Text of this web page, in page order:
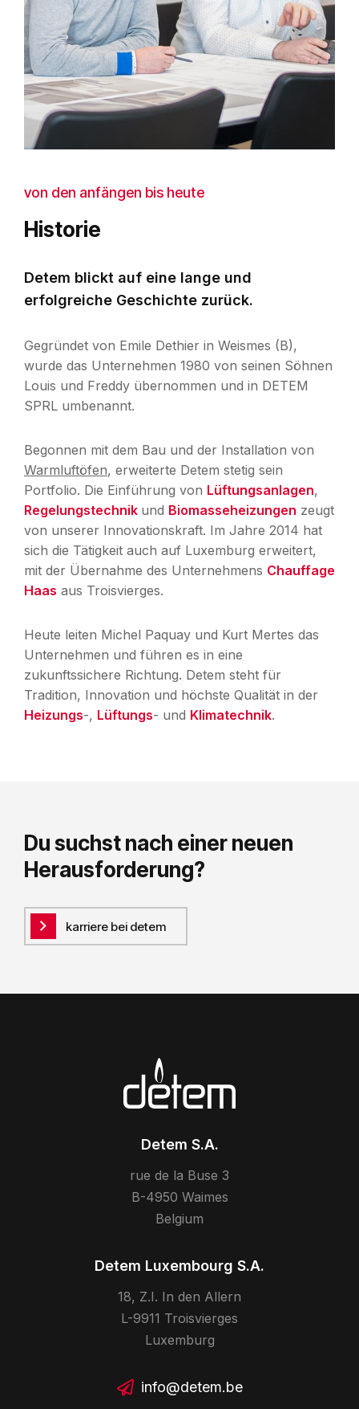
von den anfängen bis heute
Historie
Detem blickt auf eine lange und
erfolgreiche Geschichte zurück.
Gegründet von Emile Dethier in Weismes (B),
wurde das Unternehmen 1980 von seinen Söhnen
Louis und Freddy übernommen und in DETEM
SPRL umbenannt.
Begonnen mit dem Bau und der Installation von
Warmluftöfen, erweiterte Detem stetig sein
Portfolio. Die Einführung von Lüftungsanlagen,
Regelungstechnik und Biomasseheizungen zeugt
von unserer Innovationskraft. Im Jahre 2014 hat
sich die Tätigkeit auch auf Luxemburg erweitert,
mit der Übernahme des Unternehmens Chauffage
Haas aus Troisvierges.
Heute leiten Michel Paquay und Kurt Mertes das
Unternehmen und führen es in eine
zukunftssichere Richtung. Detem steht für
Tradition, Innovation und höchste Qualität in der
Heizungs-, Lüftungs- und Klimatechnik.
Du suchst nach einer neuen
Herausforderung?
karriere bei detem
Detem S.A.
rue de la Buse 3
B-4950 Waimes
Belgium
Detem Luxembourg S.A.
18, Z.I. In den Allern
L-9911 Troisvierges
Luxemburg
info@detem.be